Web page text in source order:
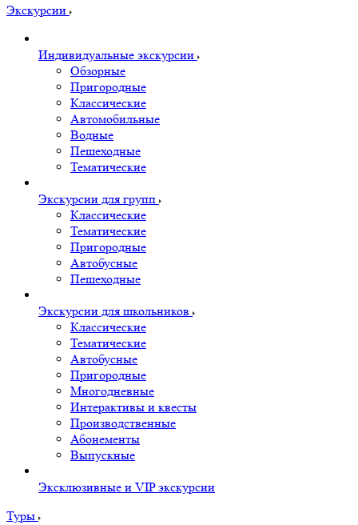
Экскурсии
Индивидуальные экскурсии
Обзорные
Пригородные
Классические
Автомобильные
Водные
Пешеходные
Тематические
Экскурсии для групп
Классические
Тематические
Пригородные
Автобусные
Пешеходные
Экскурсии для школьников
Классические
Тематические
Автобусные
Пригородные
Многодневные
Интерактивы и квесты
Производственные
Абонементы
Выпускные
Эксклюзивные и VIP экскурсии
Туры